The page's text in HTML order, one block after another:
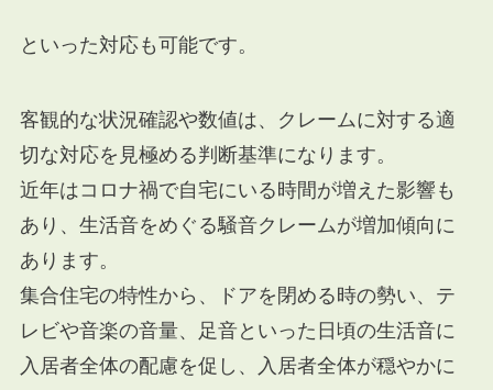
といった対応も可能です。
客観的な状況確認や数値は、クレームに対する適
切な対応を見極める判断基準になります。
近年はコロナ禍で自宅にいる時間が増えた影響も
あり、生活音をめぐる騒音クレームが増加傾向に
あります。
集合住宅の特性から、ドアを閉める時の勢い、テ
レビや音楽の音量、足音といった日頃の生活音に
入居者全体の配慮を促し、入居者全体が穏やかに